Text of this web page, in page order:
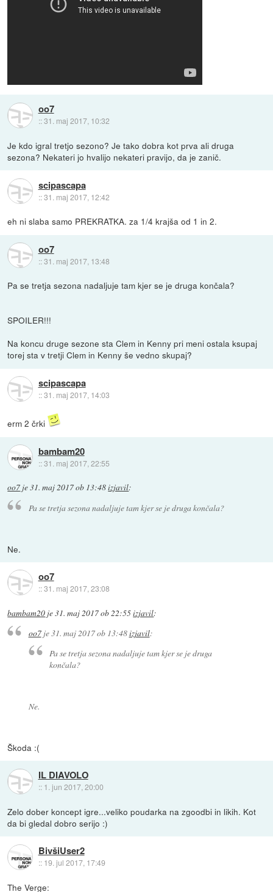
oo7
::31. maj 2017, 10:32
Je kdo igral tretjo sezono? Je tako dobra kot prva ali druga
sezona? Nekateri jo hvalijo nekateri pravijo, da je zanič.
scipascapa
::31. maj 2017, 12:42
eh ni slaba samo PREKRATKA. za 1/4 krajša od 1 in 2.
oo7
::31. maj 2017, 13:48
Pa se tretja sezona nadaljuje tam kjer se je druga končala?
SPOILER!!!
Na koncu druge sezone sta Clem in Kenny pri meni ostala ksupaj
torej sta v tretji Clem in Kenny še vedno skupaj?
scipascapa
::31. maj 2017, 14:03
erm 2 črki
bambam20
::31. maj 2017, 22:55
oo7 je31. maj 2017 ob 13:48izjavil:
Pa se tretja sezona nadaljuje tam kjer se je druga končala?
Ne.
oo7
::31. maj 2017, 23:08
bambam20 je31. maj 2017 ob 22:55izjavil:
oo7je31. maj 2017 ob 13:48izjavil:
Pa se tretja sezona nadaljuje tam kjer se je druga
končala?
Ne.
Škoda :(
IL DIAVOLO
:: 1. jun 2017, 20:00
Zelo dober koncept igre...veliko poudarka na zgoodbi in likih. Kot
da bi gledal dobro serijo :)
BivšiUser2
:: 19. jul 2017, 17:49
The Verge: